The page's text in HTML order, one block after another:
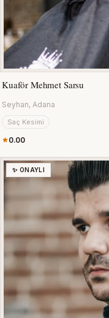
Kuaför Mehmet Sarsu
Seyhan, Adana
Saç Kesimi
0.00
✨ ONAYLI